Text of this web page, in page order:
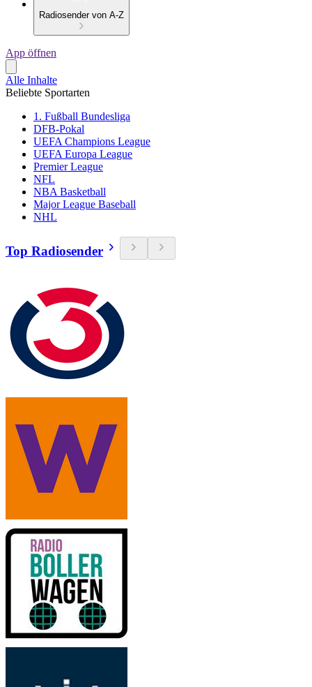
Radiosender von A-Z
App öffnen
Alle Inhalte
Beliebte Sportarten
1. Fußball Bundesliga
DFB-Pokal
UEFA Champions League
UEFA Europa League
Premier League
NFL
NBA Basketball
Major League Baseball
NHL
Top Radiosender